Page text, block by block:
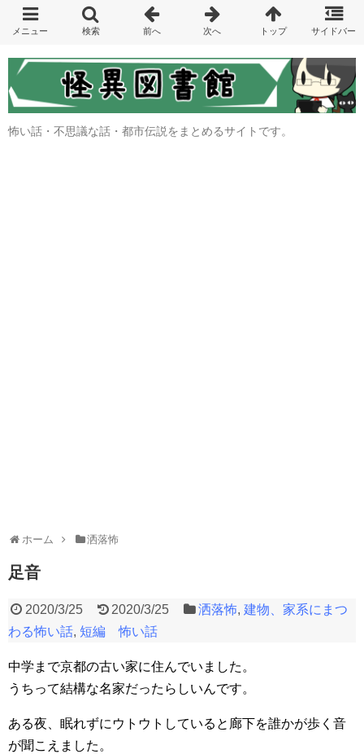
怖い話・不思議な話・都市伝説をまとめるサイトです。
ホーム 洒落怖
足音
2020/3/25 2020/3/25 洒落怖,建物、家系にまつ
わる怖い話, 短編 怖い話
中学まで京都の古い家に住んでいました。
うちって結構な名家だったらしいんです。
ある夜、眠れずにウトウトしていると廊下を誰かが歩く音
が聞こえました。